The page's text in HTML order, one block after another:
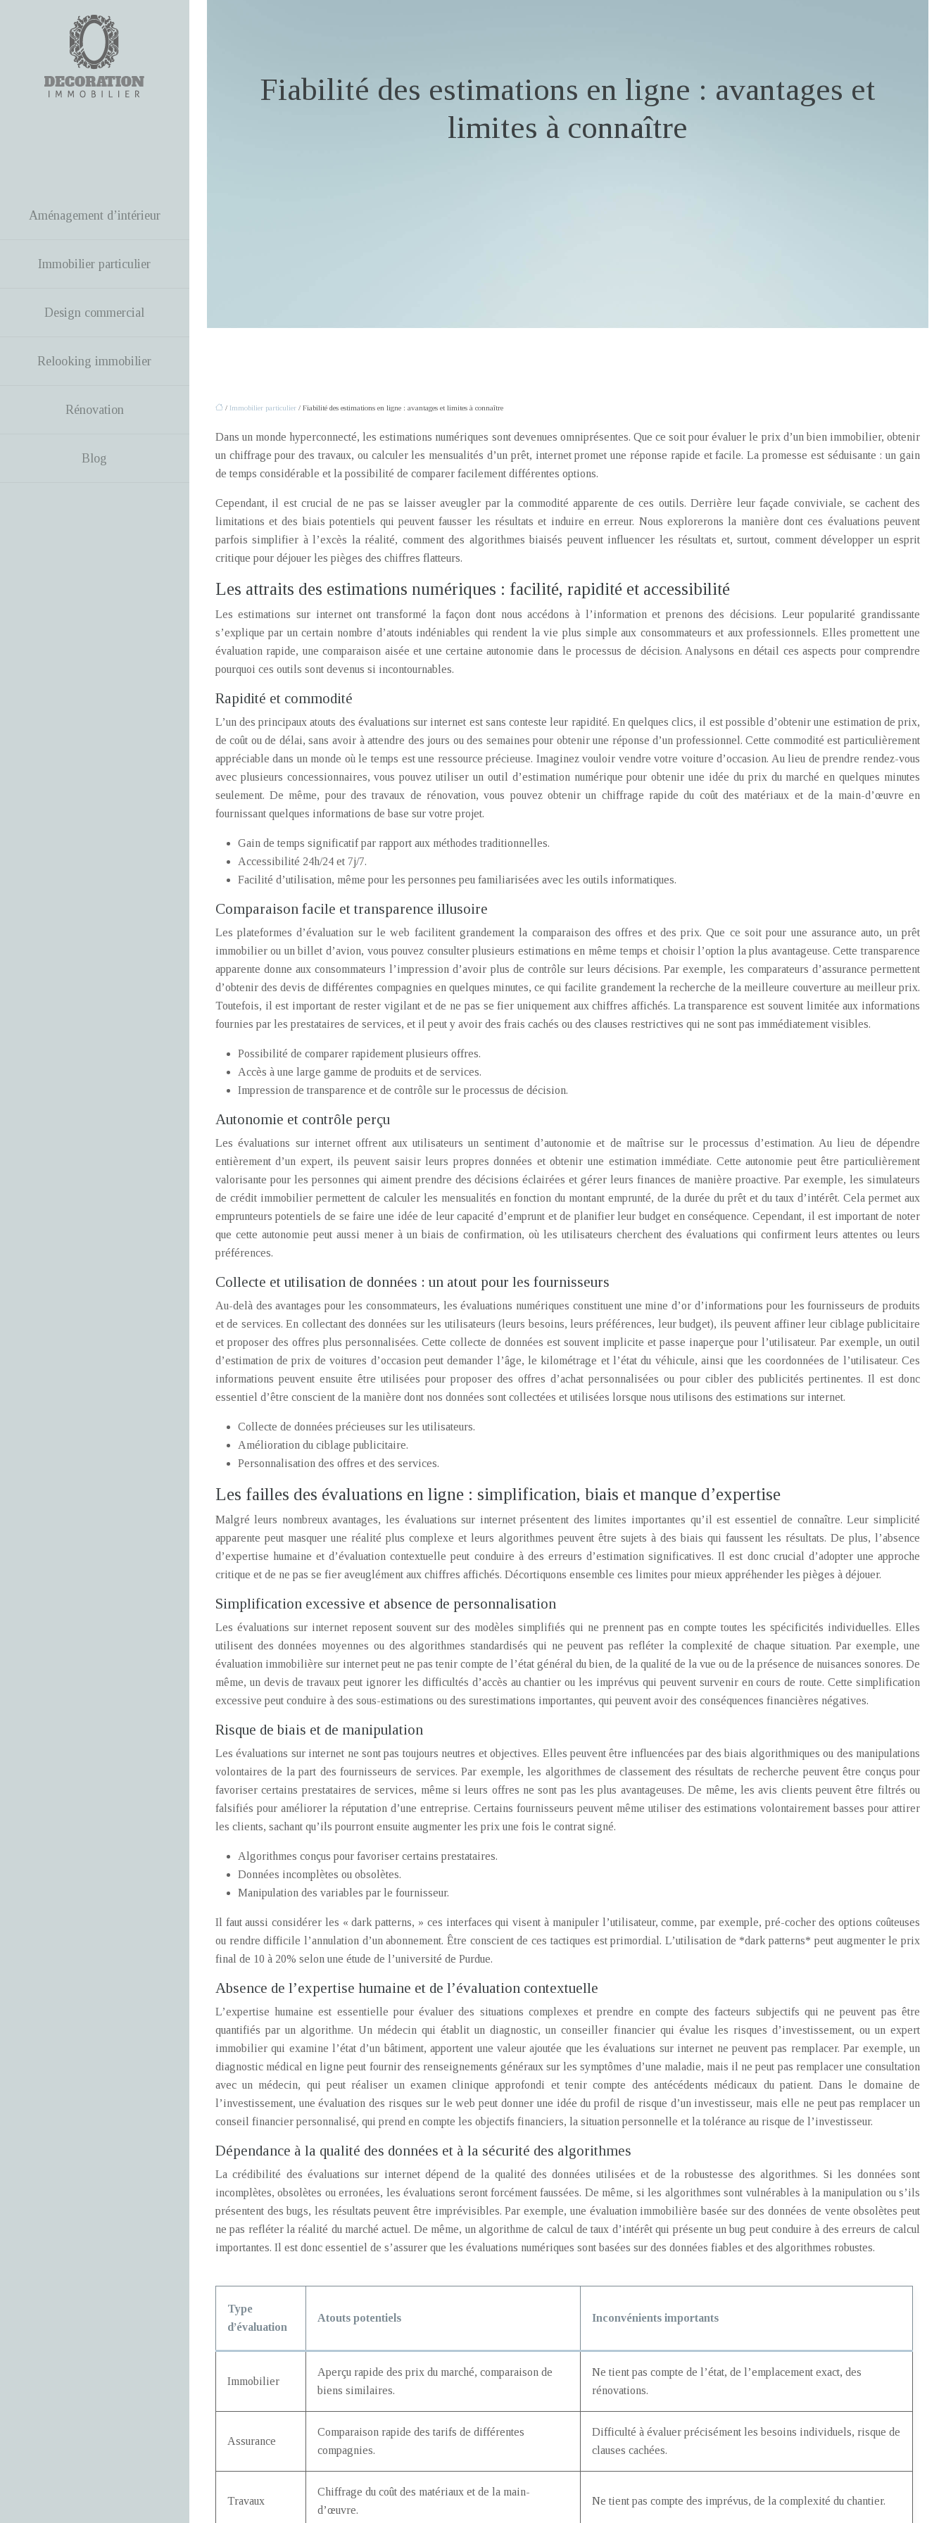
Aménagement d’intérieur
Immobilier particulier
Design commercial
Relooking immobilier
Rénovation
Blog
Fiabilité des estimations en ligne : avantages et
limites à connaître
/ Immobilier particulier/ Fiabilité des estimations en ligne : avantages et limites à connaître
Dans un monde hyperconnecté, les estimations numériques sont devenues omniprésentes. Que ce soit pour évaluer le prix d’un bien immobilier, obtenir
un chiffrage pour des travaux, ou calculer les mensualités d’un prêt, internet promet une réponse rapide et facile. La promesse est séduisante : un gain
de temps considérable et la possibilité de comparer facilement différentes options.
Cependant, il est crucial de ne pas se laisser aveugler par la commodité apparente de ces outils. Derrière leur façade conviviale, se cachent des
limitations et des biais potentiels qui peuvent fausser les résultats et induire en erreur. Nous explorerons la manière dont ces évaluations peuvent
parfois simplifier à l’excès la réalité, comment des algorithmes biaisés peuvent influencer les résultats et, surtout, comment développer un esprit
critique pour déjouer les pièges des chiffres flatteurs.
Les attraits des estimations numériques : facilité, rapidité et accessibilité
Les estimations sur internet ont transformé la façon dont nous accédons à l’information et prenons des décisions. Leur popularité grandissante
s’explique par un certain nombre d’atouts indéniables qui rendent la vie plus simple aux consommateurs et aux professionnels. Elles promettent une
évaluation rapide, une comparaison aisée et une certaine autonomie dans le processus de décision. Analysons en détail ces aspects pour comprendre
pourquoi ces outils sont devenus si incontournables.
Rapidité et commodité
L’un des principaux atouts des évaluations sur internet est sans conteste leur rapidité. En quelques clics, il est possible d’obtenir une estimation de prix,
de coût ou de délai, sans avoir à attendre des jours ou des semaines pour obtenir une réponse d’un professionnel. Cette commodité est particulièrement
appréciable dans un monde où le temps est une ressource précieuse. Imaginez vouloir vendre votre voiture d’occasion. Au lieu de prendre rendez-vous
avec plusieurs concessionnaires, vous pouvez utiliser un outil d’estimation numérique pour obtenir une idée du prix du marché en quelques minutes
seulement. De même, pour des travaux de rénovation, vous pouvez obtenir un chiffrage rapide du coût des matériaux et de la main-d’œuvre en
fournissant quelques informations de base sur votre projet.
Gain de temps significatif par rapport aux méthodes traditionnelles.
Accessibilité 24h/24 et 7j/7.
Facilité d’utilisation, même pour les personnes peu familiarisées avec les outils informatiques.
Comparaison facile et transparence illusoire
Les plateformes d’évaluation sur le web facilitent grandement la comparaison des offres et des prix. Que ce soit pour une assurance auto, un prêt
immobilier ou un billet d’avion, vous pouvez consulter plusieurs estimations en même temps et choisir l’option la plus avantageuse. Cette transparence
apparente donne aux consommateurs l’impression d’avoir plus de contrôle sur leurs décisions. Par exemple, les comparateurs d’assurance permettent
d’obtenir des devis de différentes compagnies en quelques minutes, ce qui facilite grandement la recherche de la meilleure couverture au meilleur prix.
Toutefois, il est important de rester vigilant et de ne pas se fier uniquement aux chiffres affichés. La transparence est souvent limitée aux informations
fournies par les prestataires de services, et il peut y avoir des frais cachés ou des clauses restrictives qui ne sont pas immédiatement visibles.
Possibilité de comparer rapidement plusieurs offres.
Accès à une large gamme de produits et de services.
Impression de transparence et de contrôle sur le processus de décision.
Autonomie et contrôle perçu
Les évaluations sur internet offrent aux utilisateurs un sentiment d’autonomie et de maîtrise sur le processus d’estimation. Au lieu de dépendre
entièrement d’un expert, ils peuvent saisir leurs propres données et obtenir une estimation immédiate. Cette autonomie peut être particulièrement
valorisante pour les personnes qui aiment prendre des décisions éclairées et gérer leurs finances de manière proactive. Par exemple, les simulateurs
de crédit immobilier permettent de calculer les mensualités en fonction du montant emprunté, de la durée du prêt et du taux d’intérêt. Cela permet aux
emprunteurs potentiels de se faire une idée de leur capacité d’emprunt et de planifier leur budget en conséquence. Cependant, il est important de noter
que cette autonomie peut aussi mener à un biais de confirmation, où les utilisateurs cherchent des évaluations qui confirment leurs attentes ou leurs
préférences.
Collecte et utilisation de données : un atout pour les fournisseurs
Au-delà des avantages pour les consommateurs, les évaluations numériques constituent une mine d’or d’informations pour les fournisseurs de produits
et de services. En collectant des données sur les utilisateurs (leurs besoins, leurs préférences, leur budget), ils peuvent affiner leur ciblage publicitaire
et proposer des offres plus personnalisées. Cette collecte de données est souvent implicite et passe inaperçue pour l’utilisateur. Par exemple, un outil
d’estimation de prix de voitures d’occasion peut demander l’âge, le kilométrage et l’état du véhicule, ainsi que les coordonnées de l’utilisateur. Ces
informations peuvent ensuite être utilisées pour proposer des offres d’achat personnalisées ou pour cibler des publicités pertinentes. Il est donc
essentiel d’être conscient de la manière dont nos données sont collectées et utilisées lorsque nous utilisons des estimations sur internet.
Collecte de données précieuses sur les utilisateurs.
Amélioration du ciblage publicitaire.
Personnalisation des offres et des services.
Les failles des évaluations en ligne : simplification, biais et manque d’expertise
Malgré leurs nombreux avantages, les évaluations sur internet présentent des limites importantes qu’il est essentiel de connaître. Leur simplicité
apparente peut masquer une réalité plus complexe et leurs algorithmes peuvent être sujets à des biais qui faussent les résultats. De plus, l’absence
d’expertise humaine et d’évaluation contextuelle peut conduire à des erreurs d’estimation significatives. Il est donc crucial d’adopter une approche
critique et de ne pas se fier aveuglément aux chiffres affichés. Décortiquons ensemble ces limites pour mieux appréhender les pièges à déjouer.
Simplification excessive et absence de personnalisation
Les évaluations sur internet reposent souvent sur des modèles simplifiés qui ne prennent pas en compte toutes les spécificités individuelles. Elles
utilisent des données moyennes ou des algorithmes standardisés qui ne peuvent pas refléter la complexité de chaque situation. Par exemple, une
évaluation immobilière sur internet peut ne pas tenir compte de l’état général du bien, de la qualité de la vue ou de la présence de nuisances sonores. De
même, un devis de travaux peut ignorer les difficultés d’accès au chantier ou les imprévus qui peuvent survenir en cours de route. Cette simplification
excessive peut conduire à des sous-estimations ou des surestimations importantes, qui peuvent avoir des conséquences financières négatives.
Risque de biais et de manipulation
Les évaluations sur internet ne sont pas toujours neutres et objectives. Elles peuvent être influencées par des biais algorithmiques ou des manipulations
volontaires de la part des fournisseurs de services. Par exemple, les algorithmes de classement des résultats de recherche peuvent être conçus pour
favoriser certains prestataires de services, même si leurs offres ne sont pas les plus avantageuses. De même, les avis clients peuvent être filtrés ou
falsifiés pour améliorer la réputation d’une entreprise. Certains fournisseurs peuvent même utiliser des estimations volontairement basses pour attirer
les clients, sachant qu’ils pourront ensuite augmenter les prix une fois le contrat signé.
Algorithmes conçus pour favoriser certains prestataires.
Données incomplètes ou obsolètes.
Manipulation des variables par le fournisseur.
Il faut aussi considérer les « dark patterns, » ces interfaces qui visent à manipuler l’utilisateur, comme, par exemple, pré-cocher des options coûteuses
ou rendre difficile l’annulation d’un abonnement. Être conscient de ces tactiques est primordial. L’utilisation de *dark patterns* peut augmenter le prix
final de 10 à 20% selon une étude de l’université de Purdue.
Absence de l’expertise humaine et de l’évaluation contextuelle
L’expertise humaine est essentielle pour évaluer des situations complexes et prendre en compte des facteurs subjectifs qui ne peuvent pas être
quantifiés par un algorithme. Un médecin qui établit un diagnostic, un conseiller financier qui évalue les risques d’investissement, ou un expert
immobilier qui examine l’état d’un bâtiment, apportent une valeur ajoutée que les évaluations sur internet ne peuvent pas remplacer. Par exemple, un
diagnostic médical en ligne peut fournir des renseignements généraux sur les symptômes d’une maladie, mais il ne peut pas remplacer une consultation
avec un médecin, qui peut réaliser un examen clinique approfondi et tenir compte des antécédents médicaux du patient. Dans le domaine de
l’investissement, une évaluation des risques sur le web peut donner une idée du profil de risque d’un investisseur, mais elle ne peut pas remplacer un
conseil financier personnalisé, qui prend en compte les objectifs financiers, la situation personnelle et la tolérance au risque de l’investisseur.
Dépendance à la qualité des données et à la sécurité des algorithmes
La crédibilité des évaluations sur internet dépend de la qualité des données utilisées et de la robustesse des algorithmes. Si les données sont
incomplètes, obsolètes ou erronées, les évaluations seront forcément faussées. De même, si les algorithmes sont vulnérables à la manipulation ou s’ils
présentent des bugs, les résultats peuvent être imprévisibles. Par exemple, une évaluation immobilière basée sur des données de vente obsolètes peut
ne pas refléter la réalité du marché actuel. De même, un algorithme de calcul de taux d’intérêt qui présente un bug peut conduire à des erreurs de calcul
importantes. Il est donc essentiel de s’assurer que les évaluations numériques sont basées sur des données fiables et des algorithmes robustes.
Type
d’évaluation
Atouts potentiels Inconvénients importants
Immobilier
Aperçu rapide des prix du marché, comparaison de
biens similaires.
Ne tient pas compte de l’état, de l’emplacement exact, des
rénovations.
Assurance
Comparaison rapide des tarifs de différentes
compagnies.
Difficulté à évaluer précisément les besoins individuels, risque de
clauses cachées.
Travaux
Chiffrage du coût des matériaux et de la main-
d’œuvre.
Ne tient pas compte des imprévus, de la complexité du chantier.